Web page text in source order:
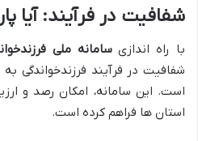
شفافیت در فرآیند: آیا
با راه اندازیسامانه ملی
شفافیت در فرآیند فرزندخواندگی به
است. این سامانه، امکان رصد و
استان ها فراهم کرده است.